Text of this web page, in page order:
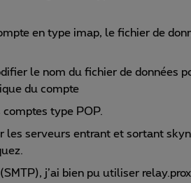
en type imap, le fichier de
le nom du fichier de données
du compte
comptes type POP.
les serveurs entrant et sortant
j’ai bien pu utiliser